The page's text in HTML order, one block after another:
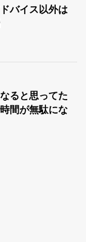
バイス以外は
ると思ってた
間が無駄にな